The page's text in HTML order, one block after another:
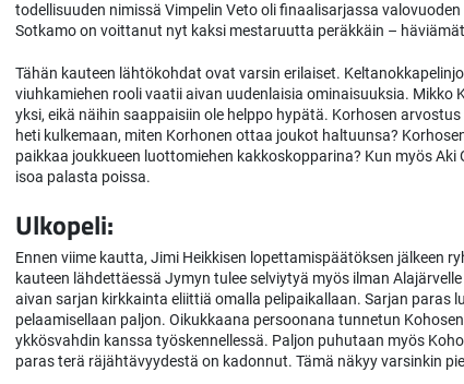
todellisuuden nimissä Vimpelin Veto oli finaalisarjassa
Sotkamo on voittanut nyt kaksi mestaruutta peräkkäin –
Tähän kauteen lähtökohdat ovat varsin erilaiset.
viuhkamiehen rooli vaatii aivan uudenlaisia ominaisuuksia.
yksi, eikä näihin saappaisiin ole helppo hypätä. Korhosen
heti kulkemaan, miten Korhonen ottaa joukot haltuunsa?
paikkaa joukkueen luottomiehen kakkoskopparina? Kun myös
isoa palasta poissa.
Ulkopeli:
Ennen viime kautta, Jimi Heikkisen lopettamispäätöksen jälkeen
kauteen lähdettäessä Jymyn tulee selviytyä myös ilman
aivan sarjan kirkkainta eliittiä omalla pelipaikallaan. Sarjan paras
pelaamisellaan paljon. Oikukkaana persoonana tunnetun
ykkösvahdin kanssa työskennellessä. Paljon puhutaan myös
paras terä räjähtävyydestä on kadonnut. Tämä näkyy varsinkin